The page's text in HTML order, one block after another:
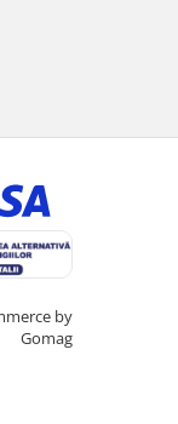
by
Gomag